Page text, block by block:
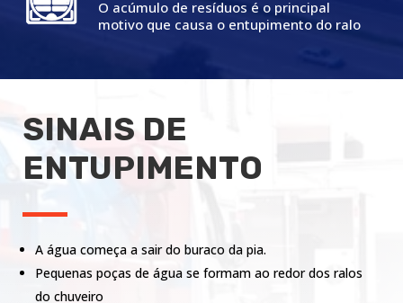
O acúmulo de resíduos é o principal
motivo que causa o entupimento do ralo
SINAIS DE
ENTUPIMENTO
A água começa a sair do buraco da pia.
Pequenas poças de água se formam ao redor dos ralos
do chuveiro